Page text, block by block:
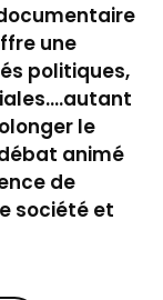
une
politiques,
le
animé
de
société et